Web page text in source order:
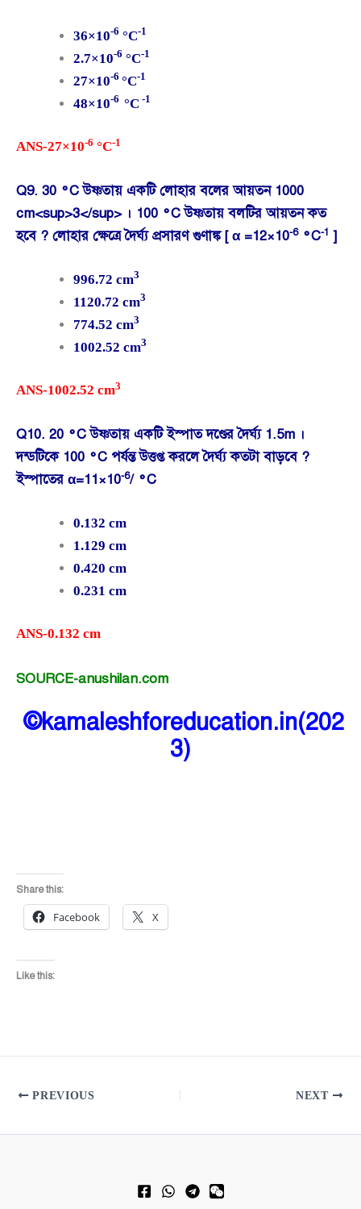
36×10-6 °C-1
2.7×10-6 °C-1
27×10-6 °C-1
48×10-6 °C -1
ANS-27×10-6 °C-1
Q9. 30 °C উষ্ণতায় একটি লোহার বলের আয়তন 1000
cm<sup>3</sup> । 100 °C উষ্ণতায় বলটির আয়তন কত
হবে ? লোহার ক্ষেত্রে দৈর্ঘ্য প্রসারণ গুণাঙ্ক [ α =12×10-6°C-1 ]
996.72 cm3
1120.72 cm3
774.52 cm3
1002.52 cm3
ANS-1002.52 cm3
Q10. 20 °C উষ্ণতায় একটি ইস্পাত দণ্ডের দৈর্ঘ্য 1.5m ।
দন্ডটিকে 100 °C পর্যন্ত উত্তপ্ত করলে দৈর্ঘ্য কতটা বাড়বে ?
ইস্পাতের α=11×10-6/ °C
0.132 cm
1.129 cm
0.420 cm
0.231 cm
ANS-0.132 cm
SOURCE-anushilan.com
©kamaleshforeducation.in(202
3)
Share this:
Facebook X
Like this:
PREVIOUS NEXT